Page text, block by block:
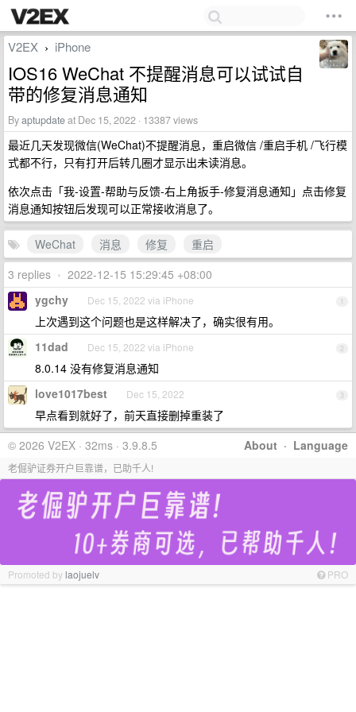
V2EX › iPhone
IOS16 WeChat 不提醒消息可以试试自
带的修复消息通知
Byaptupdateat Dec 15, 2022 · 13387 views
最近几天发现微信(WeChat)不提醒消息，重启微信 /重启手机 /飞行模
式都不行，只有打开后转几圈才显示出未读消息。
依次点击「我-设置-帮助与反馈-右上角扳手-修复消息通知」点击修复
消息通知按钮后发现可以正常接收消息了。
WeChat 消息 修复
重启
3 replies • 2022-12-15 15:29:45 +08:00
1
ygchy Dec 15, 2022 via iPhone
上次遇到这个问题也是这样解决了，确实很有用。
2
11dad Dec 15, 2022 via iPhone
8.0.14 没有修复消息通知
3
love1017best Dec 15, 2022
早点看到就好了，前天直接删掉重装了
About · Language
© 2026 V2EX · 32ms · 3.9.8.5
老倔驴证券开户巨靠谱，已助千人!
Promoted bylaojuelv PRO